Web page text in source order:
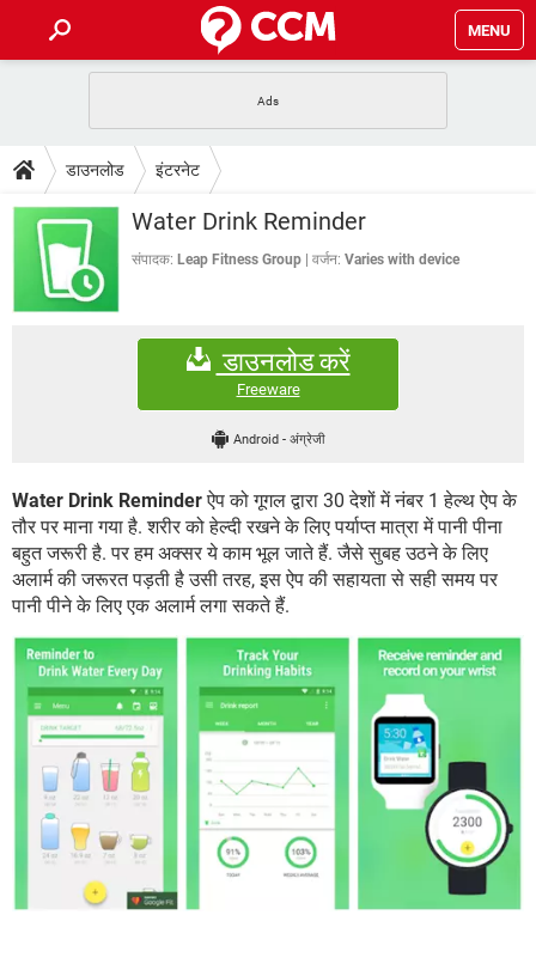
MENU
फोन पर अकाउंट बैलेंस चेक
WhatsApp Hack हो गया? Lucky Patcher यूज करें
टेक-स्पेशल
2020 के फ्री एंटीवायरस
बेस्ट फ्री ऑनलाइन गेम्स
डाउनलोड
Vidmate PUBG Mobile
WhatsRemoved+
FORUM
कंप्यूटर बस
डाउनलोड इंटरनेट
Water Drink Reminder
संपादक: Leap Fitness Group वर्जन: Varies with device
डाउनलोड करें
Freeware
Android - अंग्रेजी
Water Drink Reminderऐप को गूगल द्वारा 30 देशों में नंबर 1 हेल्थ ऐप के
तौर पर माना गया है. शरीर को हेल्दी रखने के लिए पर्याप्त मात्रा में पानी पीना
बहुत जरूरी है. पर हम अक्सर ये काम भूल जाते हैं. जैसे सुबह उठने के लिए
अलार्म की जरूरत पड़ती है उसी तरह, इस ऐप की सहायता से सही समय पर
पानी पीने के लिए एक अलार्म लगा सकते हैं.